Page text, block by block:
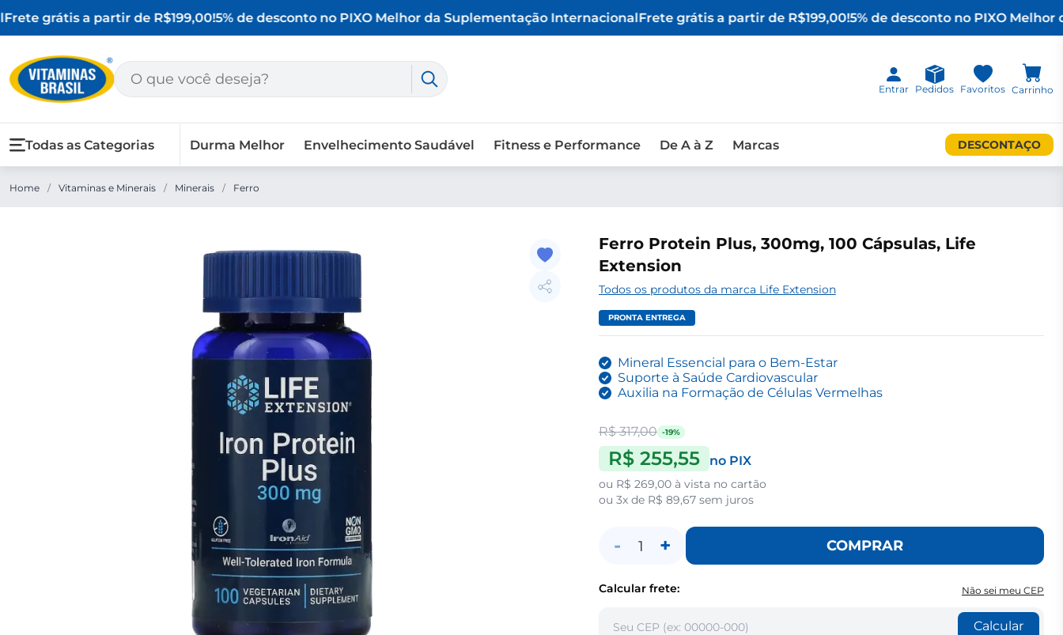
grátis a partir de R$199,00!5% de desconto no PIXO Melhor da Suplementação InternacionalFrete grátis a partir de R$199,00!5% de desconto no PIXO Melhor
Entrar Pedidos Favoritos Carrinho
Todas as Categorias Durma Melhor Envelhecimento Saudável Fitness e Performance De A à Z Marcas DESCONTAÇO
Home / Vitaminas e Minerais / Minerais / Ferro
Ferro Protein Plus, 300mg, 100 Cápsulas, Life
Extension
Todos os produtos da marca Life Extension
PRONTA ENTREGA
Mineral Essencial para o Bem-Estar
Suporte à Saúde Cardiovascular
Auxilia na Formação de Células Vermelhas
R$ 317,00 -19%
R$ 255,55 no PIX
ou R$ 269,00à vista no cartão
ou 3x de R$ 89,67sem juros
- 1 + COMPRAR
Calcular frete: Não sei meu CEP
Calcular